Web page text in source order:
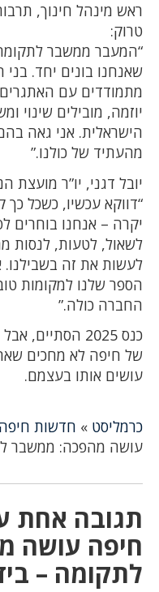
ראש מינהל חינוך,
טרוק:
“המעבר ממשבר
שאנחנו בונים יחד.
מתמודדים עם
יוזמה, מובילים שינוי
הישראלית. אני גאה
מהעתיד של כולנו.”
יובל דגני, יו”ר מועצת
“דווקא עכשיו, כשכל
יקרה – אנחנו בוחרים
לשאול, לטעות, לנסות
לעשות את זה בשבילנו.
הספר שלנו למקומות
החברה כולה.”
כנס 2025
של חיפה לא מחכים
עושים אותו בעצמם.
כרמליסט » חדשות
עושה מהפכה: ממשבר
תגובה אחת
חיפה עושה
לתקומה –